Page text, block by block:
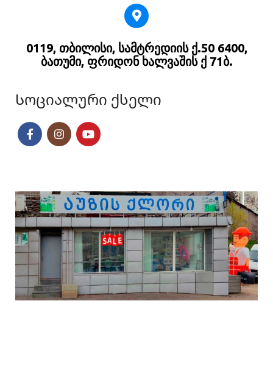
0119, თბილისი, სამტრედიის ქ.50 6400,
ბათუმი, ფრიდონ ხალვაშის ქ 71ბ.
Სოციალური ქსელი